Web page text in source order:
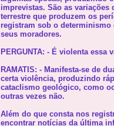
imprevistas. São as
terrestre que produzem os
registram sob o
seus moradores.
PERGUNTA: - É violenta essa
RAMATIS: - Manifesta-se de
certa violência, produzindo
cataclismo geológico, como
outras vezes não.
Além do que consta nos
encontrar notícias da última